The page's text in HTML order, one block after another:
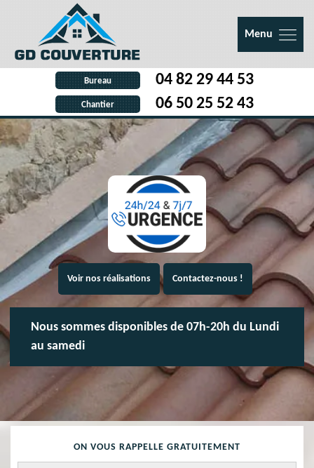
Menu
Bureau 04 82 29 44 53
Chantier 06 50 25 52 43
Voir nos réalisations Contactez-nous !
Nous sommes disponibles de 07h-20h du Lundi
au samedi
ON VOUS RAPPELLE GRATUITEMENT